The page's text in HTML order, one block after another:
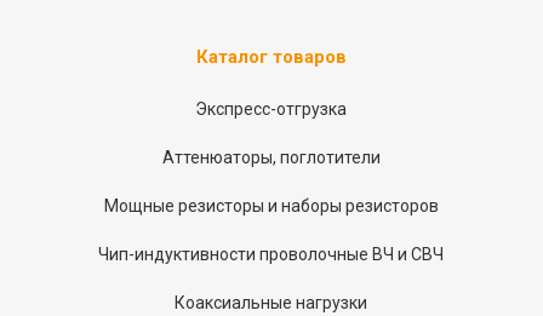
Каталог товаров
Экспресс-отгрузка
Аттенюаторы, поглотители
Мощные резисторы и наборы резисторов
Чип-индуктивности проволочные ВЧ и СВЧ
Коаксиальные нагрузки